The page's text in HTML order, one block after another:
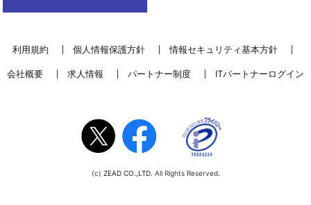
利用規約 個人情報保護方針 情報セキュリティ基本方針
会社概要 求人情報 パートナー制度 ITパートナーログイン
(c) ZEAD CO.,LTD. All Rights Reserved.